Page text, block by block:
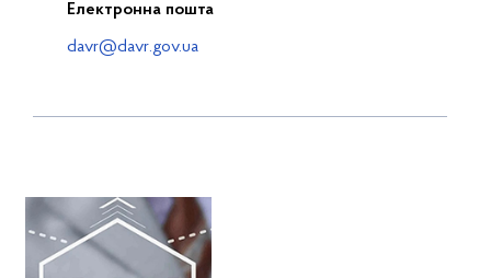
Електронна пошта
davr@davr.gov.ua